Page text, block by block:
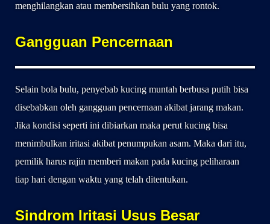
menghilangkan atau membersihkan bulu yang rontok.
Gangguan Pencernaan
Selain bola bulu, penyebab kucing muntah berbusa putih bisa
disebabkan oleh gangguan pencernaan akibat jarang makan.
Jika kondisi seperti ini dibiarkan maka perut kucing bisa
menimbulkan iritasi akibat penumpukan asam. Maka dari itu,
pemilik harus rajin memberi makan pada kucing peliharaan
tiap hari dengan waktu yang telah ditentukan.
Sindrom Iritasi Usus Besar